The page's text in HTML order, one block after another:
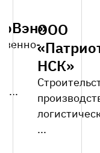
ООО
НСК»
...